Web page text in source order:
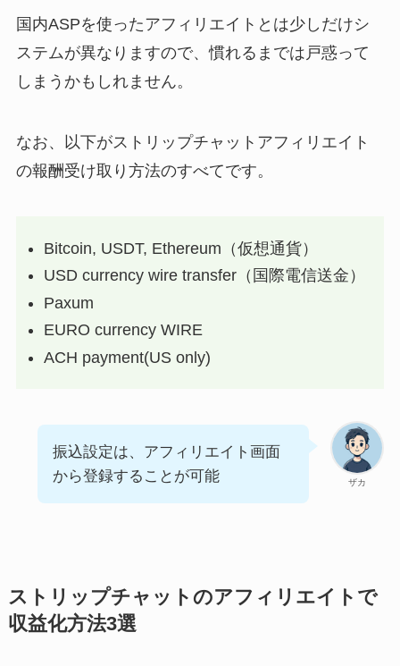
国内ASPを使ったアフィリエイトとは少しだけシ
ステムが異なりますので、慣れるまでは戸惑って
しまうかもしれません。
なお、以下がストリップチャットアフィリエイト
の報酬受け取り方法のすべてです。
Bitcoin, USDT, Ethereum（仮想通貨）
USD currency wire transfer（国際電信送金）
Paxum
EURO currency WIRE
ACH payment(US only)
ザカ
振込設定は、アフィリエイト画面
から登録することが可能
ストリップチャットのアフィリエイトで
収益化方法3選